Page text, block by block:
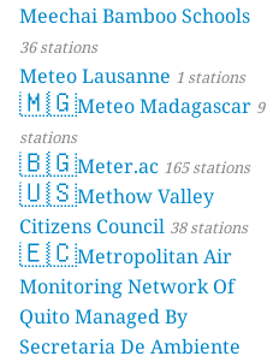
Meechai Bamboo Schools
36 stations
Meteo Lausanne 1 stations
🇲🇬Meteo Madagascar 9
stations
🇧🇬Meter.ac 165 stations
🇺🇸Methow Valley
Citizens Council 38 stations
🇪🇨Metropolitan Air
Monitoring Network Of
Quito Managed By
Secretaria De Ambiente